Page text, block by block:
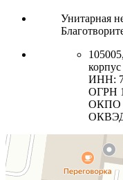
Унитарная
корпус
ИНН:
ОГРН
ОКПО